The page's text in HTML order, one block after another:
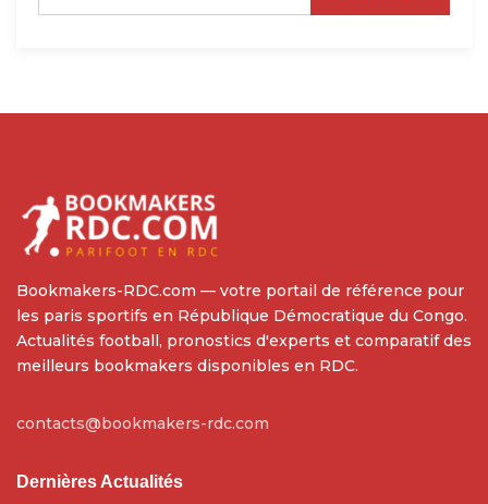
Bookmakers-RDC.com — votre portail de référence pour
les paris sportifs en République Démocratique du Congo.
Actualités football, pronostics d'experts et comparatif des
meilleurs bookmakers disponibles en RDC.
contacts@bookmakers-rdc.com
Dernières Actualités